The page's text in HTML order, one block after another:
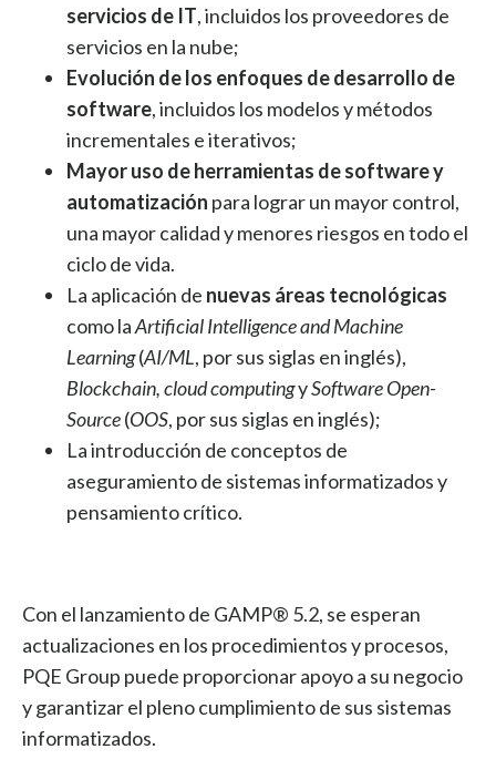
servicios de IT, incluidos los proveedores de
servicios en la nube;
Evolución de los enfoques de desarrollo de
software, incluidos los modelos y métodos
incrementales e iterativos;
Mayor uso de herramientas de software y
automatización para lograr un mayor control,
una mayor calidad y menores riesgos en todo el
ciclo de vida.
La aplicación de nuevas áreas tecnológicas
como laArtificial Intelligence and Machine
Learning(AI/ML, por sus siglas en inglés),
Blockchain, cloud computingySoftware Open-
Source(OOS, por sus siglas en inglés);
La introducción de conceptos de
aseguramiento de sistemas informatizados y
pensamiento crítico.
Con el lanzamiento de GAMP® 5.2, se esperan
actualizaciones en los procedimientos y procesos,
PQE Group puede proporcionar apoyo a su negocio
y garantizar el pleno cumplimiento de sus sistemas
informatizados.